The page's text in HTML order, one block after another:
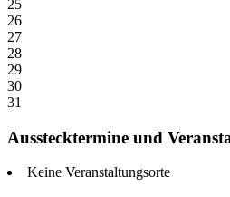
25
26
27
28
29
30
31
Ausstecktermine und
Keine Veranstaltungsorte